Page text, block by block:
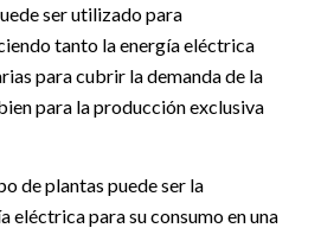
ser utilizado para
tanto la energía eléctrica
para cubrir la demanda de la
para la producción exclusiva
de plantas puede ser la
eléctrica para su consumo en una